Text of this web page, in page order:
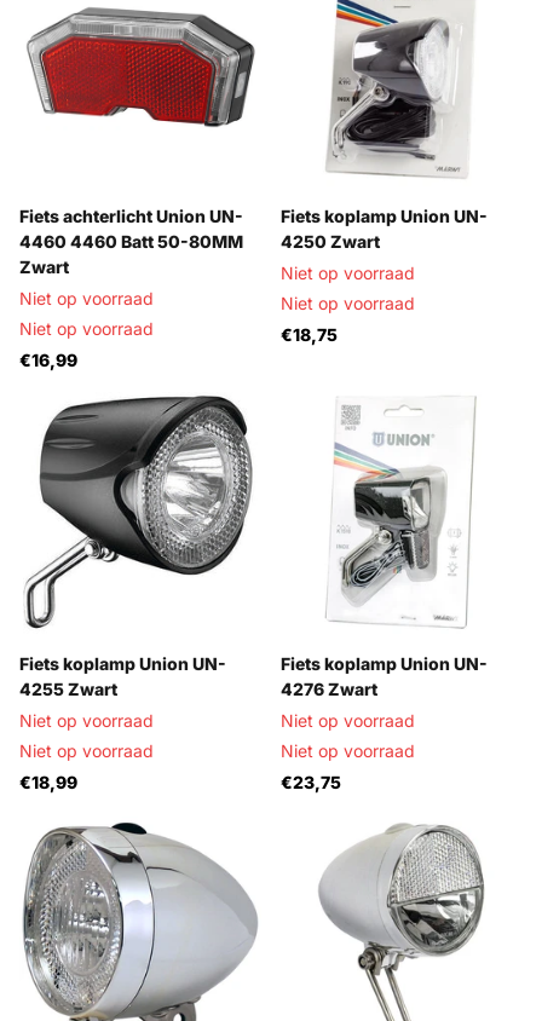
Fiets achterlicht Union UN-
4460 4460 Batt 50-80MM
Zwart
Niet op voorraad
Niet op voorraad
€16,99
Fiets koplamp Union UN-
4250 Zwart
Niet op voorraad
Niet op voorraad
€18,75
Fiets koplamp Union UN-
4255 Zwart
Niet op voorraad
Niet op voorraad
€18,99
Fiets koplamp Union UN-
4276 Zwart
Niet op voorraad
Niet op voorraad
€23,75